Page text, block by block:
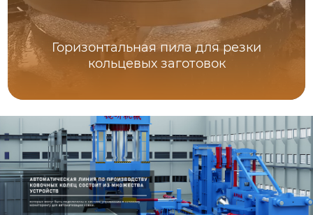
Горизонтальная пила для резки
кольцевых заготовок